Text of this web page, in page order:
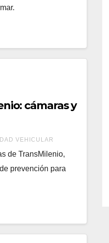
cámaras y
VEHICULAR
de TransMilenio,
prevención para